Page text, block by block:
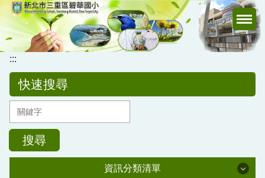
跳
到
主
要
區
:::
快速搜尋
搜尋
資訊分類清單